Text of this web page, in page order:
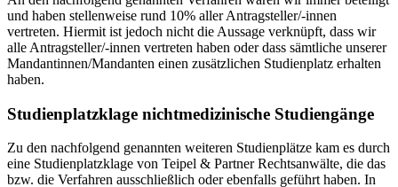
und haben stellenweise rund 10% aller Antragsteller/-innen
vertreten. Hiermit ist jedoch nicht die Aussage verknüpft, dass wir
alle Antragsteller/-innen vertreten haben oder dass sämtliche unserer
Mandantinnen/Mandanten einen zusätzlichen Studienplatz erhalten
haben.
Studienplatzklage nichtmedizinische Studiengänge
Zu den nachfolgend genannten weiteren Studienplätze kam es durch
eine Studienplatzklage von Teipel & Partner Rechtsanwälte, die das
bzw. die Verfahren ausschließlich oder ebenfalls geführt haben. In